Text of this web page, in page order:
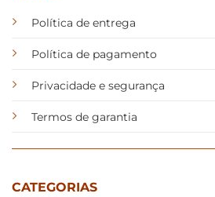
Política de entrega
Política de pagamento
Privacidade e segurança
Termos de garantia
CATEGORIAS